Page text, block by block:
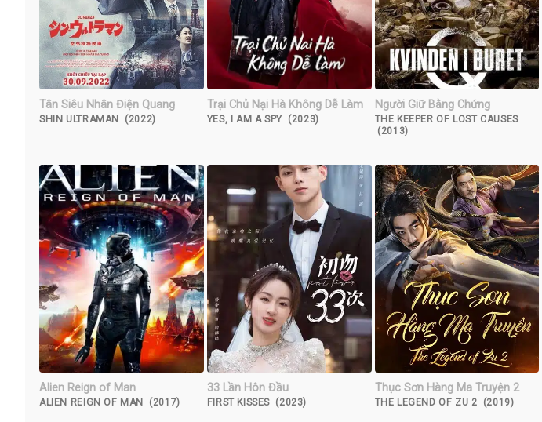
Tân Siêu Nhân Điện Quang
SHIN ULTRAMAN (2022)
Trại Chủ Nại Hà Không Dễ Làm
YES, I AM A SPY (2023)
Người Giữ Bằng Chứng
THE KEEPER OF LOST CAUSES
(2013)
Alien Reign of Man
ALIEN REIGN OF MAN (2017)
33 Lần Hôn Đầu
FIRST KISSES (2023)
Thục Sơn Hàng Ma Truyện 2
THE LEGEND OF ZU 2 (2019)